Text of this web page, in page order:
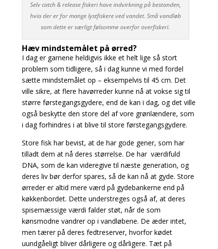
Selv catch & release fiskeri have indvirkning på bestanden,
hvia der er for mange lystfiskere ved vandet. Små vandløb
som dette er særligt følsomme overfor overfiskeri.
Hæv mindstemålet på ørred?
I dag er garnene heldigvis ikke et helt lige så stort
problem som tidligere, så i dag kunne vi med fordel
sætte mindstemålet op – eksempelvis til 45 cm. Det
ville sikre, at flere havørreder kunne nå at vokse sig til
større førstegangsgydere, end de kan i dag, og det ville
også beskytte den store del af vore grønlændere, som
i dag forhindres i at blive til store førstegangsgydere.
Store fisk har bevist, at de har gode gener, som har
tilladt dem at nå deres størrelse. De har værdifuld
DNA, som de kan videregive til næste generation, og
deres liv bør derfor spares, så de kan nå at gyde. Store
ørreder er altid mere værd på gydebankerne end på
køkkenbordet. Dette understreges også af, at deres
spisemæssige værdi falder støt, når de som
kønsmodne vandrer op i vandløbene. De æder intet,
men tærer på deres fedtreserver, hvorfor kødet
uundgåeligt bliver dårligere og dårligere. Tæt på